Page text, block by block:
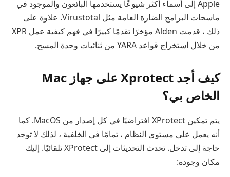
Apple إلى أسماء أكثر شيوعًا يستخدمها البائعون والموجود في
ماسحات البرامج الضارة العامة مثل Virustotal. علاوة على
ذلك ، قدمت Alden مؤخرًا تقدمًا كبيرًا في فهم كيفية عمل XPR
من خلال استخراج قواعد YARA من ثنائيات وحدة المسح.
كيف أجد Xprotect على جهاز Mac
الخاص بي؟
يتم تمكين XProtect افتراضيًا في كل إصدار من MacOS. كما
أنه يعمل على مستوى النظام ، تمامًا في الخلفية ، لذلك لا توجد
حاجة إلى تدخل. تحدث التحديثات إلى XProtect تلقائيًا. إليك
مكان وجوده: